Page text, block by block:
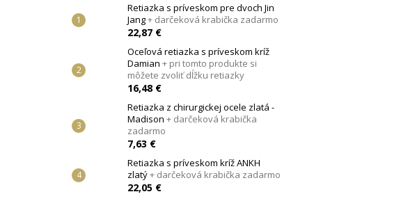
Retiazka s príveskom pre dvoch Jin
Jang+ darčeková krabička zadarmo
22,87 €
Oceľová retiazka s príveskom kríž
Damian + pri tomto produkte si
môžete zvoliť dĺžku retiazky
16,48 €
Retiazka z chirurgickej ocele zlatá -
Madison + darčeková krabička
zadarmo
7,63 €
Retiazka s príveskom kríž ANKH
zlatý+ darčeková krabička zadarmo
22,05 €